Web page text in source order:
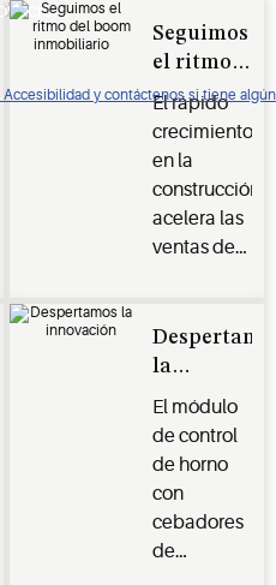
y contáctenos si tiene algún
Seguimos
el ritmo
del boom
El rápido
crecimiento
en la
construcción
acelera las
ventas de
productos
de
y controles
para
secadoras
de ropa y
quemadores
de aceite.
la
innovación
El módulo
de control
de horno
con
cebadores
de